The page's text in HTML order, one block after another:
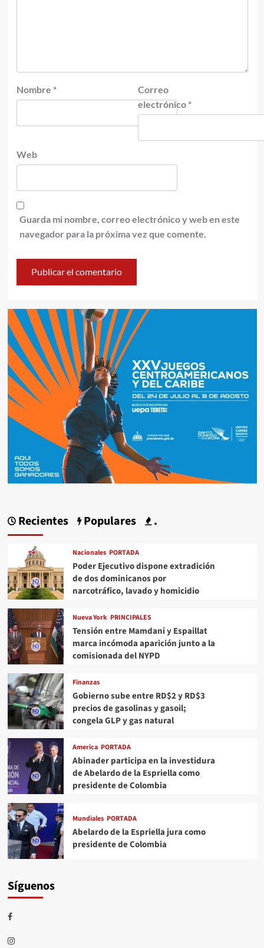
Nombre *
Correo
electrónico *
Web
Guarda mi nombre, correo electrónico y web en este
navegador para la próxima vez que comente.
Recientes Populares .
Nacionales PORTADA
Poder Ejecutivo dispone extradición
de dos dominicanos por
narcotráfico, lavado y homicidio
Nueva York PRINCIPALES
Tensión entre Mamdani y Espaillat
marca incómoda aparición junto a la
comisionada del NYPD
Finanzas
Gobierno sube entre RD$2 y RD$3
precios de gasolinas y gasoil;
congela GLP y gas natural
America PORTADA
Abinader participa en la investidura
de Abelardo de la Espriella como
presidente de Colombia
Mundiales PORTADA
Abelardo de la Espriella jura como
presidente de Colombia
Síguenos